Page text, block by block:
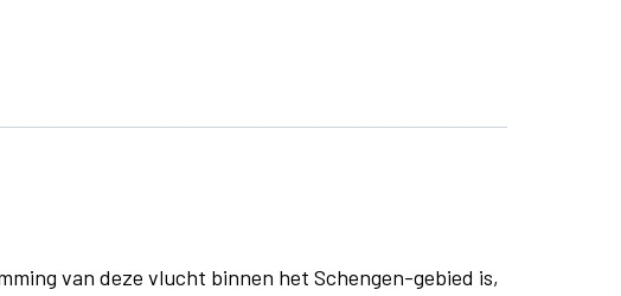
van deze vlucht binnen het Schengen-gebied is,